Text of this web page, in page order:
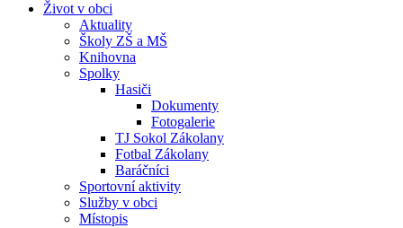
Život v obci
Aktuality
Školy ZŠ a MŠ
Knihovna
Spolky
Hasiči
Dokumenty
Fotogalerie
TJ Sokol Zákolany
Fotbal Zákolany
Baráčníci
Sportovní aktivity
Služby v obci
Místopis